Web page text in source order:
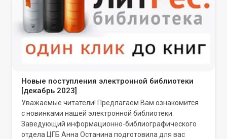
Новые поступления электронной библиотеки
[декабрь 2023]
Уважаемые читатели! Предлагаем Вам ознакомится
с новинками нашей электронной библиотеки.
Заведующий информационно-библиографического
отдела ЦГБ Анна Останина подготовила для вас